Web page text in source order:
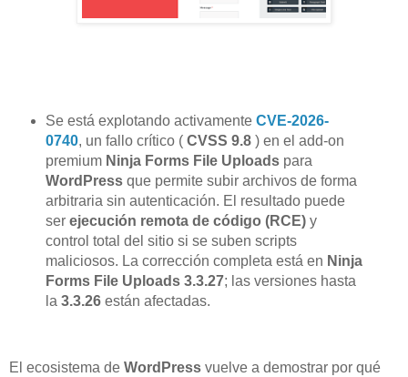
Se está explotando activamente CVE-2026-
0740, un fallo crítico ( CVSS 9.8) en el add-on
premium Ninja Forms File Uploadspara
WordPressque permite subir archivos de forma
arbitraria sin autenticación. El resultado puede
ser ejecución remota de código (RCE)y
control total del sitio si se suben scripts
maliciosos. La corrección completa está en Ninja
Forms File Uploads 3.3.27; las versiones hasta
la 3.3.26están afectadas.
El ecosistema de WordPress vuelve a demostrar por qué